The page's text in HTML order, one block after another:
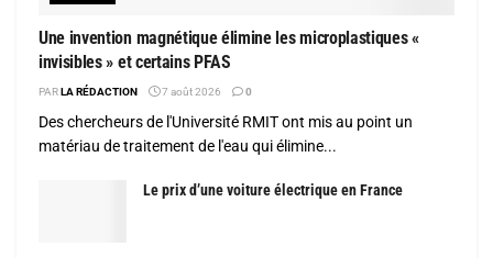
Une invention magnétique élimine les microplastiques «
invisibles » et certains PFAS
PARLA RÉDACTION 7 août 2026 0
Des chercheurs de l'Université RMIT ont mis au point un
matériau de traitement de l'eau qui élimine...
Le prix d’une voiture électrique en France